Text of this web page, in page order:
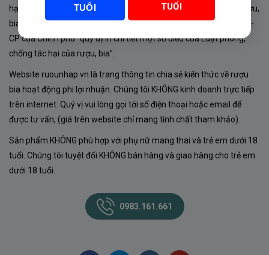
hại của rượu, bia” số 44/2019/QH14-Điều 16 về “điều kiện bán rượu,
bia theo hình thức thương mại điện tử”; Nghị định số 24/2020/NĐ-
CP của Chính phủ “quy định chi tiết một số điều của Luật phòng,
chống tác hại của rượu, bia”.
Website ruounhap.vn là trang thông tin chia sẻ kiến thức về rượu
bia hoạt động phi lợi nhuận. Chúng tôi KHÔNG kinh doanh trực tiếp
trên internet. Quý vị vui lòng gọi tới số điện thoại hoặc email để
được tư vấn, (giá trên website chỉ mang tính chất tham khảo).
Sản phẩm KHÔNG phù hợp với phụ nữ mang thai và trẻ em dưới 18
tuổi. Chúng tôi tuyệt đối KHÔNG bán hàng và giao hàng cho trẻ em
dưới 18 tuổi.
0983.161.661
TUỔI
TUỔI